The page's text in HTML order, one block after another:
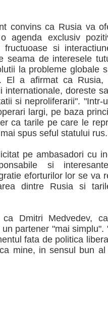
convins ca Rusia va
agenda exclusiv
fructuoase si
seama de interesele
la probleme globale
El a afirmat ca Rusia,
internationale, doreste
si neproliferarii". "Intr-
largi, pe baza
ca tarile pe care le
spus seful statului rus.
pe ambasadori cu
si
eforturilor lor se va
dintre Rusia si
Dmitri Medvedev,
partener "mai simplu".
fata de politica
mine, in sensul bun al